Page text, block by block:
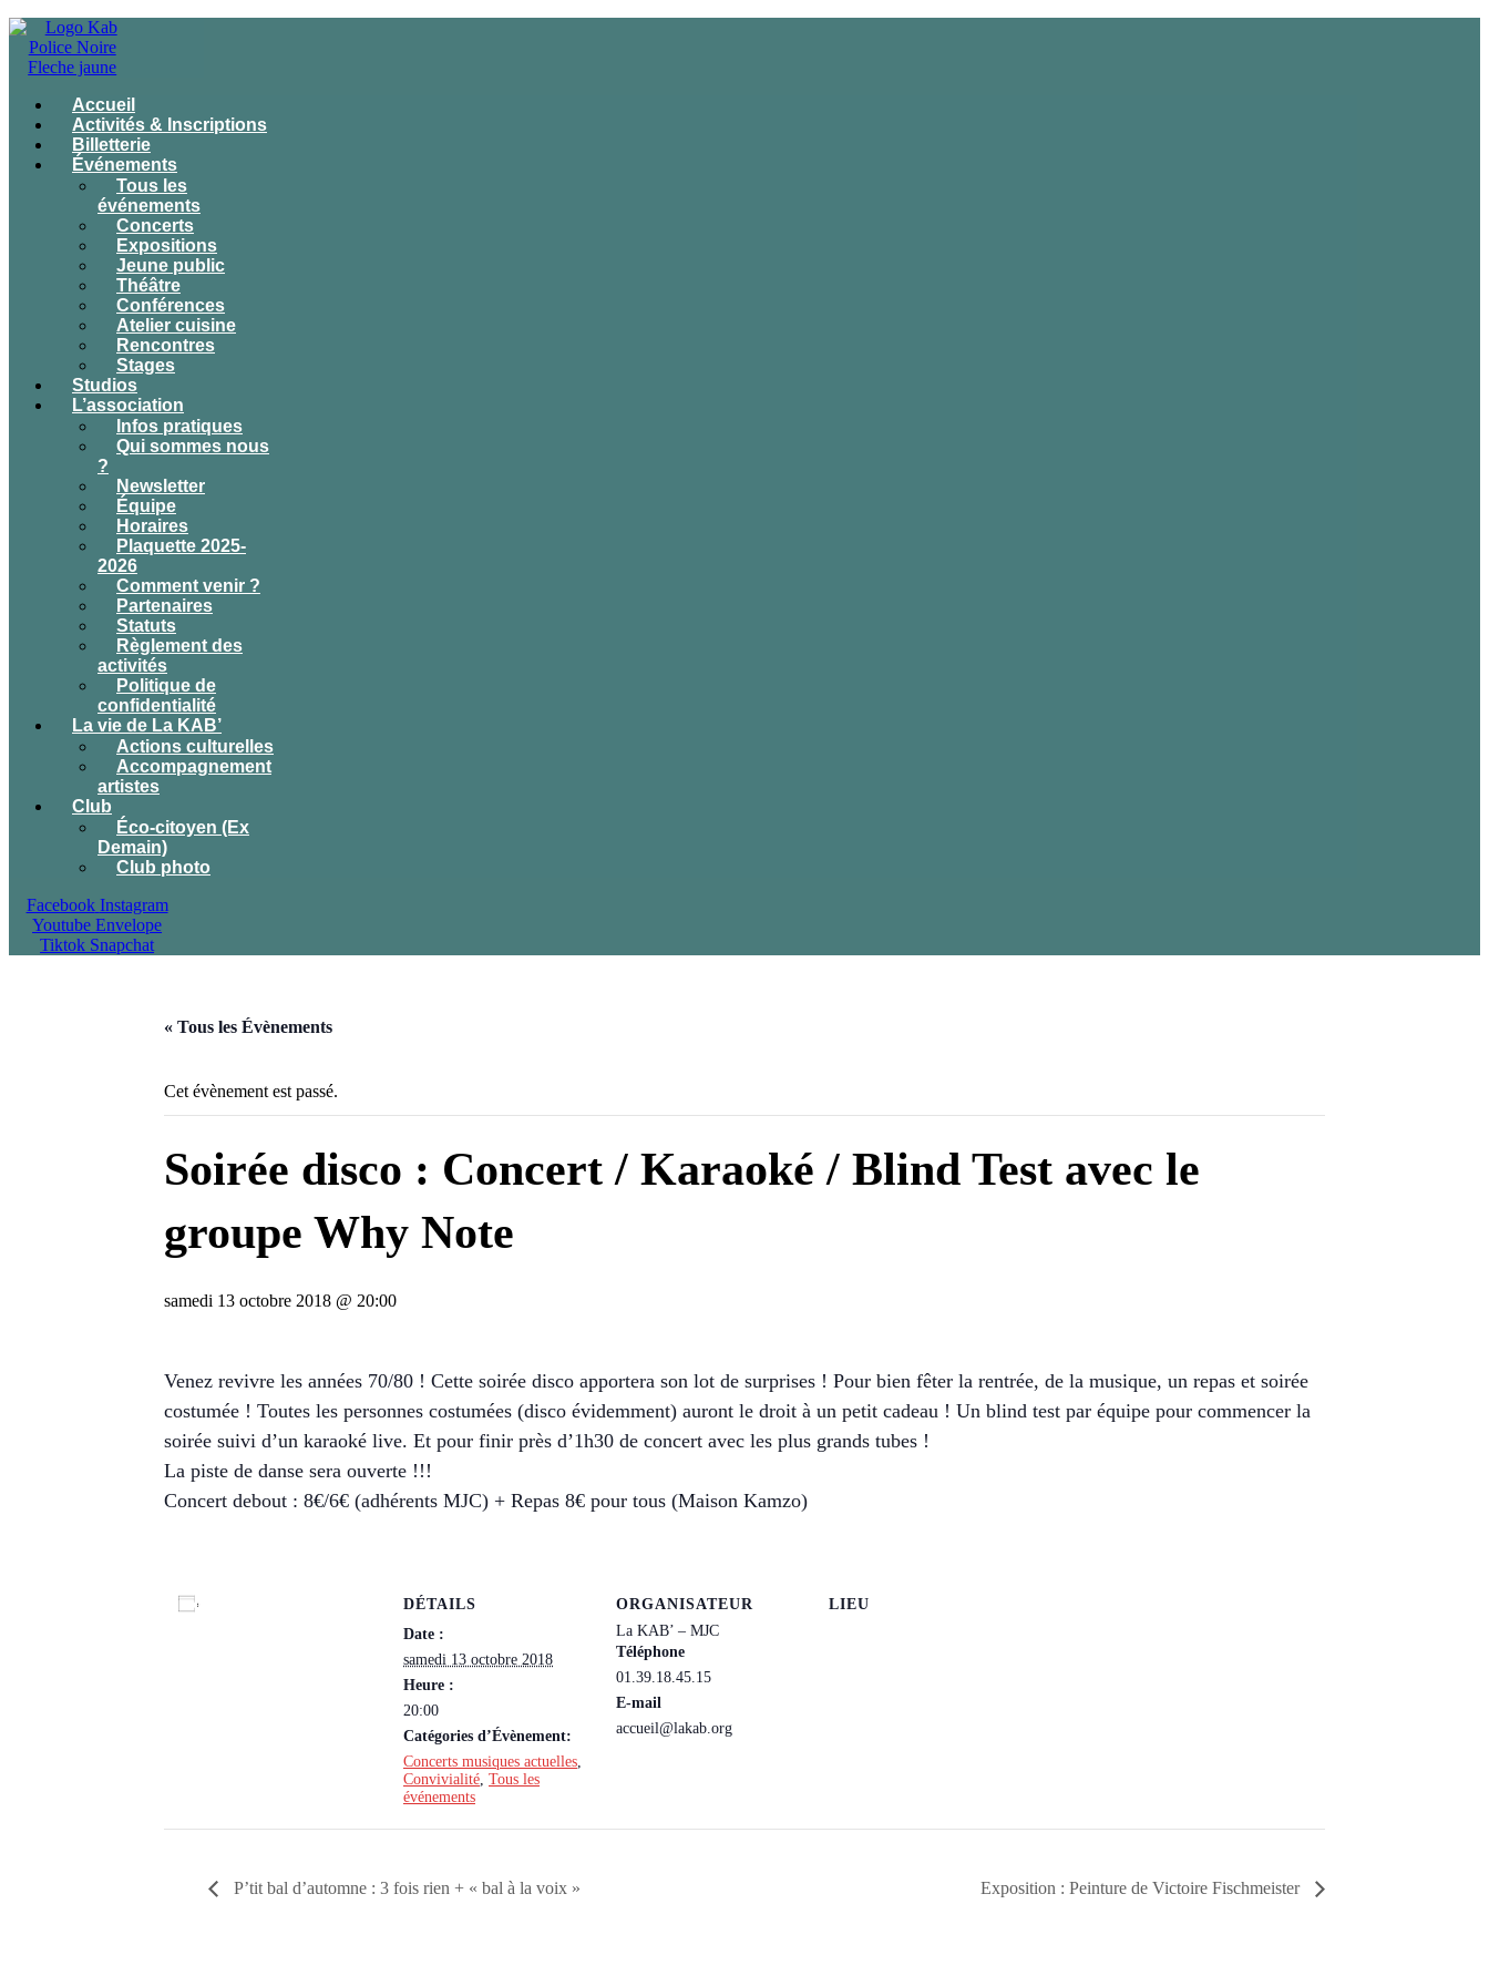
Accueil
Activités & Inscriptions
Billetterie
Événements
Tous les
événements
Concerts
Expositions
Jeune public
Théâtre
Conférences
Atelier cuisine
Rencontres
Stages
Studios
L’association
Infos pratiques
Qui sommes nous
?
Newsletter
Équipe
Horaires
Plaquette 2025-
2026
Comment venir ?
Partenaires
Statuts
Règlement des
activités
Politique de
confidentialité
La vie de La KAB’
Actions culturelles
Accompagnement
artistes
Club
Éco-citoyen (Ex
Demain)
Club photo
Facebook Instagram
Youtube Envelope
Tiktok Snapchat
« Tous les Évènements
Cet évènement est passé.
Soirée disco : Concert / Karaoké / Blind Test avec le
groupe Why Note
samedi 13 octobre 2018 @ 20:00
Venez revivre les années 70/80 ! Cette soirée disco apportera son lot de surprises ! Pour bien fêter la rentrée, de la musique, un repas et soirée
costumée ! Toutes les personnes costumées (disco évidemment) auront le droit à un petit cadeau ! Un blind test par équipe pour commencer la
soirée suivi d’un karaoké live. Et pour finir près d’1h30 de concert avec les plus grands tubes !
La piste de danse sera ouverte !!!
Concert debout : 8€/6€ (adhérents MJC) + Repas 8€ pour tous (Maison Kamzo)
DÉTAILS
Date :
samedi 13 octobre 2018
Heure :
20:00
Catégories d’Évènement:
Concerts musiques actuelles
Convivialité Tous les
événements
ORGANISATEUR
La KAB’ – MJC
Téléphone
01.39.18.45.15
E-mail
accueil@lakab.org
LIEU
P’tit bal d’automne : 3 fois rien + « bal à la voix » Exposition : Peinture de Victoire Fischmeister